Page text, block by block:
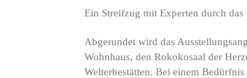
Ein Streifzug mit Experten durch das
Abgerundet wird das
Wohnhaus, den Rokokosaal der
Welterbestätten. Bei einem